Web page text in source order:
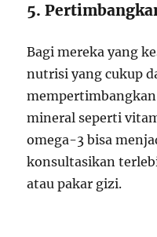
5.
Bagi mereka yang
nutrisi yang cukup
mineral seperti
omega-3 bisa
konsultasikan
atau pakar gizi.